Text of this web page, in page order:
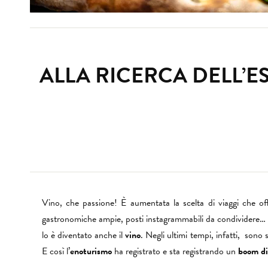
ALLA RICERCA
Vino, che passione! È aumentata la scelta di viaggi che
gastronomiche ampie, posti instagrammabili da condividere…
lo è diventato anche ilvino. Negli ultimi tempi, infatti, sono
E così l’enoturismoha registrato e sta registrando un boom